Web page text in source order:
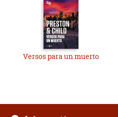
Versos para un muerto